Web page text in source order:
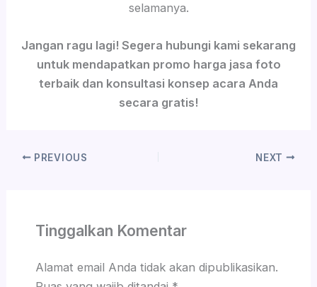
selamanya.
Jangan ragu lagi! Segera hubungi kami sekarang
untuk mendapatkan promo harga jasa foto
terbaik dan konsultasi konsep acara Anda
secara gratis!
PREVIOUS NEXT
Tinggalkan Komentar
Alamat email Anda tidak akan dipublikasikan.